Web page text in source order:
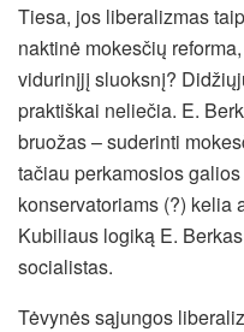
Tiesa, jos liberalizmas
naktinė mokesčių
vidurinįjį sluoksnį?
praktiškai neliečia. E.
bruožas – suderinti
tačiau perkamosios
konservatoriams (?)
Kubiliaus logiką E.
socialistas.
Tėvynės sąjungos